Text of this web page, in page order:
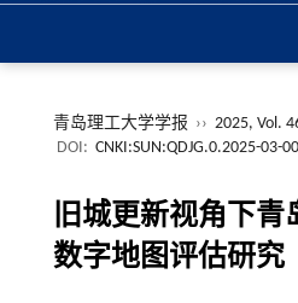
青岛理工大学学报 ›› 2025, Vol.
DOI: CNKI:SUN:QDJG.0.2025-03-
旧城更新视角下
数字地图评估研究